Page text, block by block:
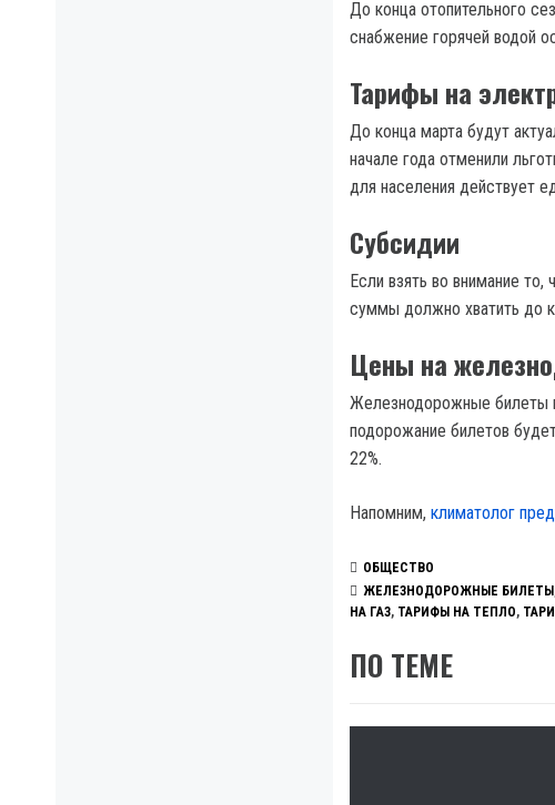
До конца отопительного
снабжение горячей водой
Тарифы на
До конца марта будут
начале года отменили
для населения действует
Субсидии
Если взять во внимание
суммы должно хватить до
Цены на
Железнодорожные билеты
подорожание билетов
22%.
Напомним, климатолог
ОБЩЕСТВО
ЖЕЛЕЗНОДОРОЖНЫЕ БИЛЕТЫ
НА ГАЗ, ТАРИФЫ НА ТЕПЛО,
ПО ТЕМЕ